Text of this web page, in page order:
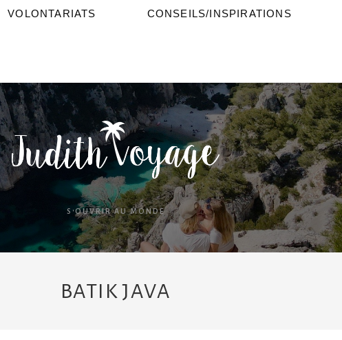
VOLONTARIATS CONSEILS/INSPIRATIONS
S'OUVRIR AU MONDE
BATIK JAVA